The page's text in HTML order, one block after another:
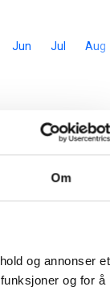
Om
og annonser et
og for å
Jun Jul
Aug
NCC har fått ny godkjenning for fortsatt droneflyging i sine anleggsprosjekt, etter at nye, strengere europeiske regler for å fly drone begynte å gjelde fra nyttår.
NCC har signert samspillskontrakt med Øvre Eiker kommune for nytt renseanlegg i Hokksund.